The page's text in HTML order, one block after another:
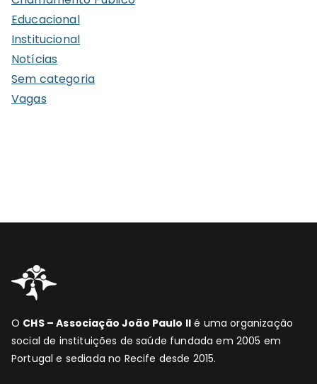
o
s
Educacional
Institucional
Notícias
Sem categoria
Vagas
O CHS – Associação João Paulo II é uma organização
social de instituições de saúde fundada em 2005 em
Portugal e sediada no Recife desde 2015.